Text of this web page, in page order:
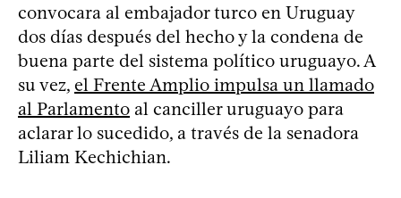
convocara al embajador turco en Uruguay
dos días después del hecho y la condena de
buena parte del sistema político uruguayo. A
su vez, el Frente Amplio impulsa un llamado
al Parlamento al canciller uruguayo para
aclarar lo sucedido, a través de la senadora
Liliam Kechichian.